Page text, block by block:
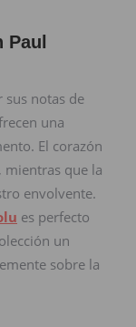
sus notas de
una
El corazón
mientras que la
envolvente.
es perfecto
un
sobre la